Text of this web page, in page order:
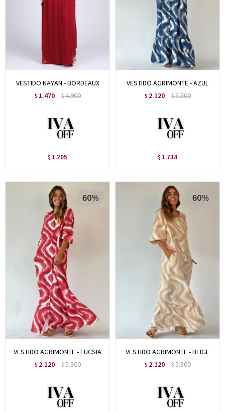
VESTIDO NAYAN - BORDEAUX
$ 1.470 $4.900
$ 1.205
VESTIDO AGRIMONTE - AZUL
$ 2.120 $5.300
$ 1.738
VESTIDO AGRIMONTE - FUCSIA
$ 2.120 $5.300
VESTIDO AGRIMONTE - BEIGE
$ 2.120 $5.300